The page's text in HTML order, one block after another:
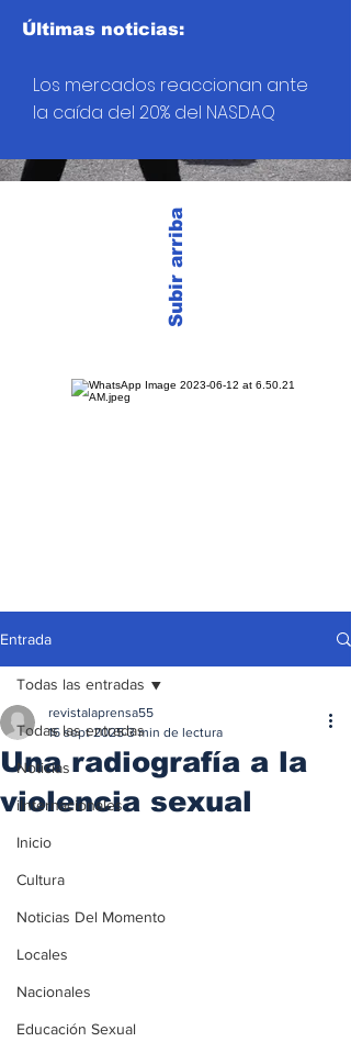
Subir arriba
Últimas noticias:
Los mercados reaccionan ante
la caída del 20% del NASDAQ
Entrada
Todas las entradas
Noticias
iInternacionales
Inicio
Cultura
Noticias Del Momento
Locales
Nacionales
Educación Sexual
Todas las entradas
Una radiografía a la
violencia sexual
revistalaprensa55
16 sept 2025 3 min de lectura